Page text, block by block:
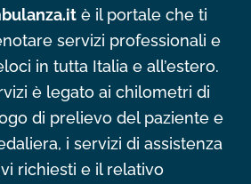
è il portale che ti
servizi professionali e
in tutta Italia e all’estero.
è legato ai chilometri di
di prelievo del paziente e
i servizi di assistenza
richiesti e il relativo